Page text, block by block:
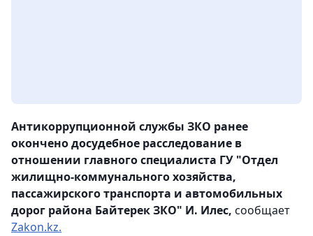
Антикоррупционной службы ЗКО ранее
окончено досудебное расследование в
отношении главного специалиста ГУ "Отдел
жилищно-коммунального хозяйства,
пассажирского транспорта и автомобильных
дорог района Байтерек ЗКО" И. Илес, сообщает
Zakon.kz.